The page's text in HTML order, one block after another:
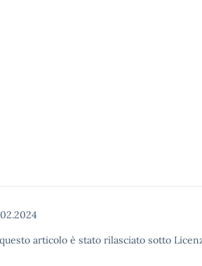
articolo è stato rilasciato sotto